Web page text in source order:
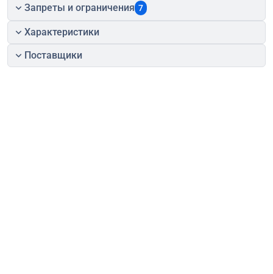
Запреты и ограничения 7
Характеристики
Поставщики